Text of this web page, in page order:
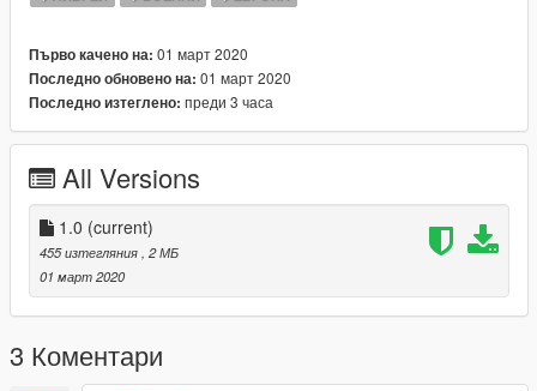
Първо качено на: 01 март 2020
Последно обновено на: 01 март 2020
Последно изтеглено: преди 3 часа
All Versions
1.0 (current)
455 изтегляния , 2 МБ
01 март 2020
3 Коментари